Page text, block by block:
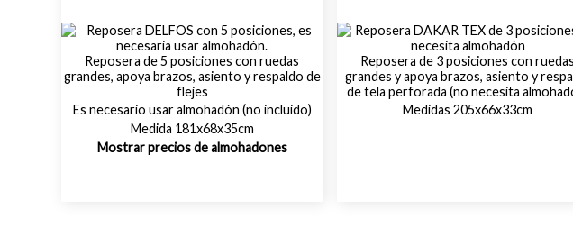
Reposera de 5 posiciones con ruedas
grandes, apoya brazos, asiento y respaldo de
flejes
Es necesario usar almohadón (no incluido)
Medida 181x68x35cm
Mostrar precios de almohadones
Reposera de 3 posiciones con ruedas
grandes y apoya brazos, asiento y
de tela perforada (no necesita
Medidas 205x66x33cm